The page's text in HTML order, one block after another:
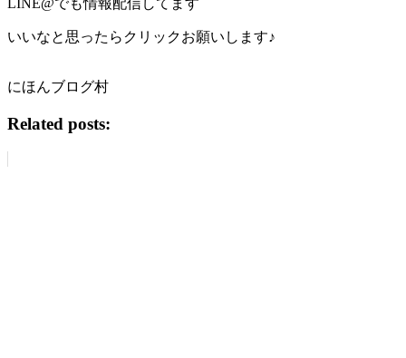
LINE@でも情報配信してます
いいなと思ったらクリックお願いします♪
にほんブログ村
Related posts: